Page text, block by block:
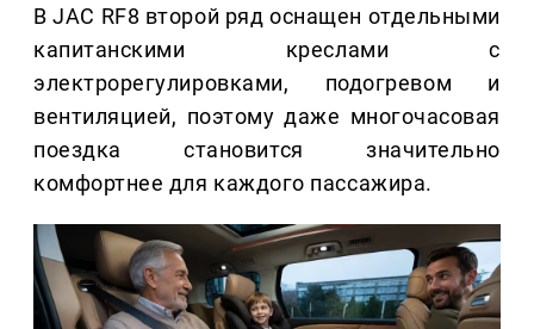
В JAC RF8 второй ряд оснащен отдельными
капитанскими креслами с
электрорегулировками, подогревом и
вентиляцией, поэтому даже многочасовая
поездка становится значительно
комфортнее для каждого пассажира.